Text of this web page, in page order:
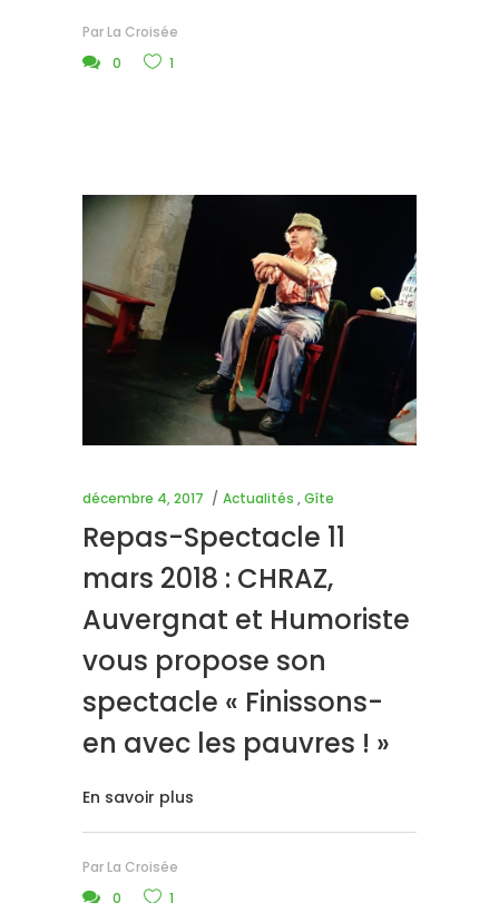
Par La Croisée
0
1
décembre 4, 2017 Actualités ,Gîte
Repas-Spectacle 11
mars 2018 : CHRAZ,
Auvergnat et Humoriste
vous propose son
spectacle « Finissons-
en avec les pauvres ! »
En savoir plus
Par La Croisée
0
1